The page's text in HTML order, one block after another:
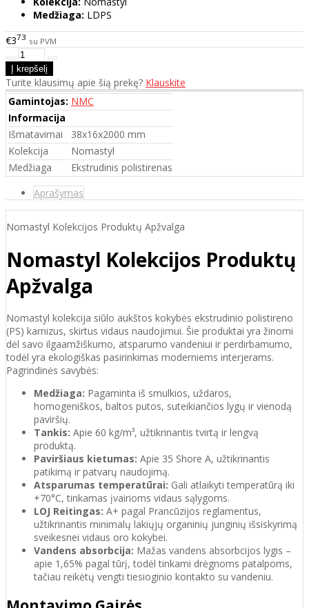
Medžiaga: LDPS
€373 su PVM
Turite klausimų apie šią prekę? Klauskite
Gamintojas: NMC
Informacija
Išmatavimai
38x16x2000 mm
Kolekcija
Nomastyl
Medžiaga
Ekstrudinis polistirenas
Aprašymas
Nomastyl Kolekcijos Produktų Apžvalga
Nomastyl Kolekcijos Produktų
Apžvalga
Nomastyl kolekcija siūlo aukštos kokybės ekstrudinio polistireno
(PS) karnizus, skirtus vidaus naudojimui. Šie produktai yra žinomi
dėl savo ilgaamžiškumo, atsparumo vandeniui ir perdirbamumo,
todėl yra ekologiškas pasirinkimas moderniems interjerams.
Pagrindinės savybės:
Medžiaga: Pagaminta iš smulkios, uždaros,
homogeniškos, baltos putos, suteikiančios lygų ir vienodą
paviršių.
Tankis: Apie 60 kg/m³, užtikrinantis tvirtą ir lengvą
produktą.
Paviršiaus kietumas: Apie 35 Shore A, užtikrinantis
patikimą ir patvarų naudojimą.
Atsparumas temperatūrai: Gali atlaikyti temperatūrą iki
+70°C, tinkamas įvairioms vidaus sąlygoms.
LOJ Reitingas: A+ pagal Prancūzijos reglamentus,
užtikrinantis minimalų lakiųjų organinių junginių išsiskyrimą
sveikesnei vidaus oro kokybei.
Vandens absorbcija: Mažas vandens absorbcijos lygis –
apie 1,65% pagal tūrį, todėl tinkami drėgnoms patalpoms,
tačiau reikėtų vengti tiesioginio kontakto su vandeniu.